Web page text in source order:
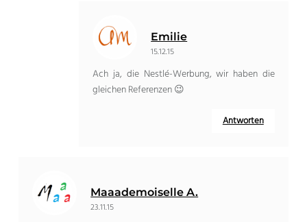
Emilie
15.12.15
Ach ja, die Nestlé-Werbung, wir haben die
gleichen Referenzen 😉
Antworten
Maaademoiselle A.
23.11.15